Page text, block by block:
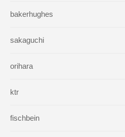
bakerhughes
sakaguchi
orihara
ktr
fischbein